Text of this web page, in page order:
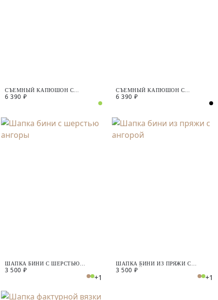
СЪЕМНЫЙ КАПЮШОН С
ВОДООТТАЛКИВАЮЩИМ
6 390 ₽
СЪЕМНЫЙ КАПЮШОН С
ВОДООТТАЛКИВАЮЩИМ
6 390 ₽
ШАПКА БИНИ С ШЕРСТЬЮ
АНГОРЫ
3 500 ₽
+1
ШАПКА БИНИ ИЗ ПРЯЖИ С
АНГОРОЙ
3 500 ₽
+1